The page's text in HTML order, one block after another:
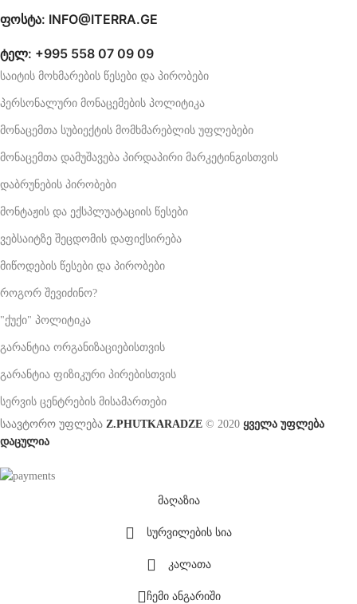
ფოსტა: INFO@ITERRA.GE
ტელ: +995 558 07 09 09
საიტის მოხმარების წესები და პირობები
პერსონალური მონაცემების პოლიტიკა
მონაცემთა სუბიექტის მომხმარებლის უფლებები
მონაცემთა დამუშავება პირდაპირი მარკეტინგისთვის
დაბრუნების პირობები
მონტაჟის და ექსპლუატაციის წესები
ვებსაიტზე შეცდომის დაფიქსირება
მიწოდების წესები და პირობები
როგორ შევიძინო?
"ქუქი" პოლიტიკა
გარანტია ორგანიზაციებისთვის
გარანტია ფიზიკური პირებისთვის
სერვის ცენტრების მისამართები
საავტორო უფლება Z.PHUTKARADZE © 2020 ყველა უფლება
დაცულია
მაღაზია
სურვილების სია
კალათა
ჩემი ანგარიში